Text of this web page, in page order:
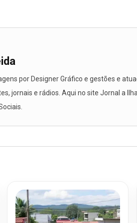
por Designer Gráfico e gestões e
jornais e rádios. Aqui no site Jornal a